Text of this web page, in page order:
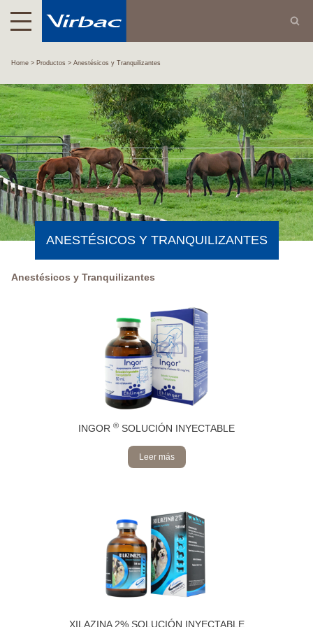
Home Productos Anestésicos y Tranquilizantes
ANESTÉSICOS Y TRANQUILIZANTES
Anestésicos y Tranquilizantes
INGOR ® SOLUCIÓN INYECTABLE
Leer más
XILAZINA 2% SOLUCIÓN INYECTABLE